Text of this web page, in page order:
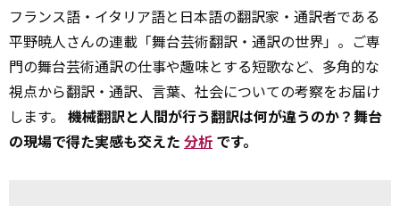
フランス語・イタリア語と日本語の翻訳家・通訳者である
平野暁人さんの連載「舞台芸術翻訳・通訳の世界」。ご専
門の舞台芸術通訳の仕事や趣味とする短歌など、多角的な
視点から翻訳・通訳、言葉、社会についての考察をお届け
します。 機械翻訳と人間が行う翻訳は何が違うのか？舞台
の現場で得た実感も交えた 分析 です。